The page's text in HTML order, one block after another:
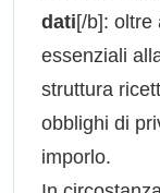
dati[/b]: oltre
essenziali
struttura
obblighi di
imporlo.